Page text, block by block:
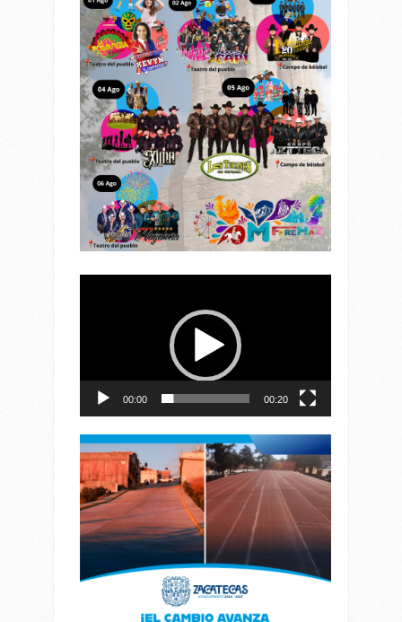
00:00 00:20